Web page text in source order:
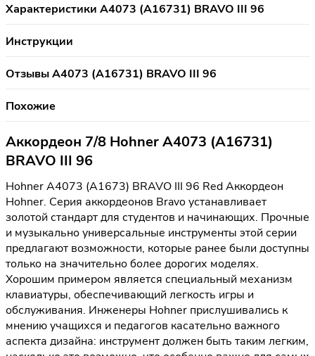
Характеристики A4073 (A16731) BRAVO III 96
Инструкции
Отзывы A4073 (A16731) BRAVO III 96
Похожие
Аккордеон 7/8 Hohner A4073 (A16731)
BRAVO III 96
Hohner A4073 (A1673) BRAVO III 96 Red Аккордеон
Hohner. Серия аккордеонов Bravo устанавливает
золотой стандарт для студентов и начинающих. Прочные
и музыкально универсальные инструменты этой серии
предлагают возможности, которые ранее были доступны
только на значительно более дорогих моделях.
Хорошим примером является специальный механизм
клавиатуры, обеспечивающий легкость игры и
обслуживания. Инженеры Hohner прислушивались к
мнению учащихся и педагогов касательно важного
аспекта дизайна: инструмент должен быть таким легким,